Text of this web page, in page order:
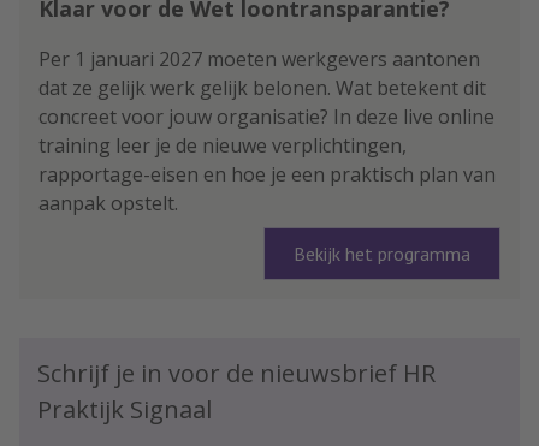
Klaar voor de Wet loontransparantie?
Per 1 januari 2027 moeten werkgevers aantonen
dat ze gelijk werk gelijk belonen. Wat betekent dit
concreet voor jouw organisatie? In deze live online
training leer je de nieuwe verplichtingen,
rapportage-eisen en hoe je een praktisch plan van
aanpak opstelt.
Bekijk het programma
Schrijf je in voor de nieuwsbrief HR
Praktijk Signaal